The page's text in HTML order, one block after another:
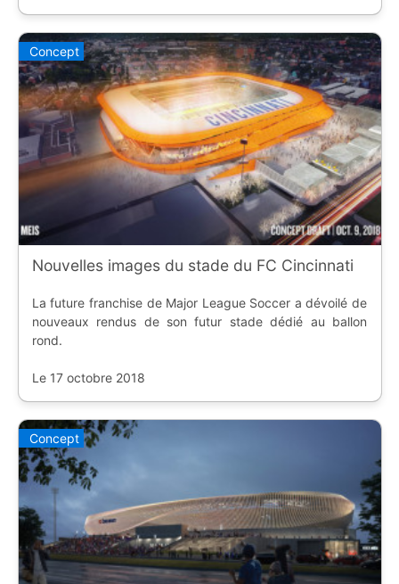
Concept
Nouvelles images du stade du FC Cincinnati
La future franchise de Major League Soccer a dévoilé de
nouveaux rendus de son futur stade dédié au ballon
rond.
Le 17 octobre 2018
Concept